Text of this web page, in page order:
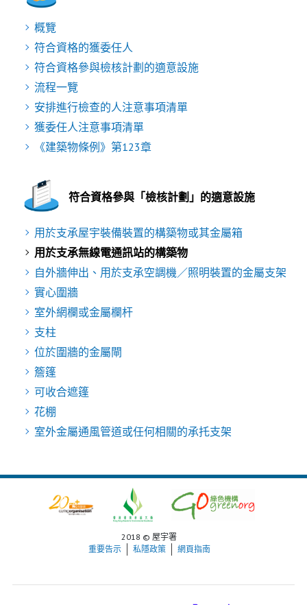
概覽
符合資格的獲委任人
符合資格參與檢核計劃的適意設施
流程一覽
安排進行檢查的人注意事項清單
獲委任人注意事項清單
《建築物條例》第123章
符合資格參與「檢核計劃」的適意設施
用於支承屋宇裝備裝置的構築物或其金屬箱
用於支承無線電通訊站的構築物
自外牆伸出、用於支承空調機／照明裝置的金屬支架
實心圍牆
室外網欄或金屬欄杆
支柱
位於圍牆的金屬閘
簷篷
可收合遮篷
花棚
室外金屬通風管道或任何相關的承托支架
2018 © 屋宇署
重要告示
私隱政策 網頁指南